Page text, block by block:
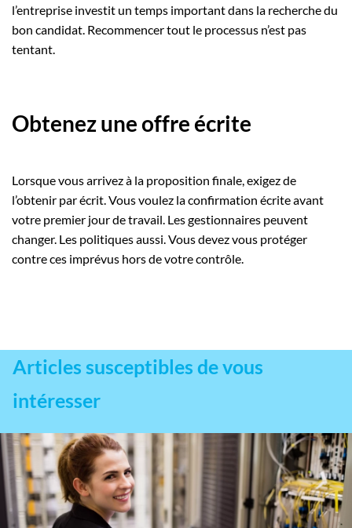
l’entreprise investit un temps important dans la recherche du
bon candidat. Recommencer tout le processus n’est pas
tentant.
Obtenez une offre écrite
Lorsque vous arrivez à la proposition finale, exigez de
l’obtenir par écrit. Vous voulez la confirmation écrite avant
votre premier jour de travail. Les gestionnaires peuvent
changer. Les politiques aussi. Vous devez vous protéger
contre ces imprévus hors de votre contrôle.
Articles susceptibles de vous
intéresser